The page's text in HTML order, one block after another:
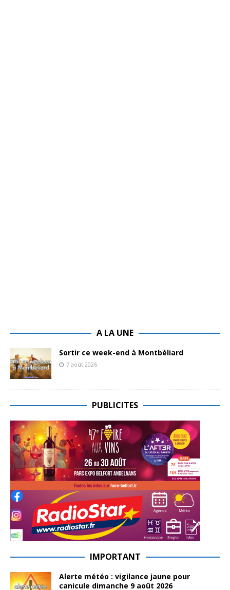
A LA UNE
Sortir ce week-end à Montbéliard
7 août 2026
PUBLICITES
IMPORTANT
Alerte météo : vigilance jaune pour
canicule dimanche 9 août 2026